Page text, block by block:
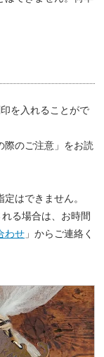
を入れることがで
際のご注意」をお読
はできません。
る場合は、お時間
わせ 」からご連絡く